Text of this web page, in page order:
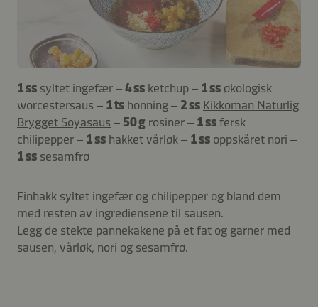
1 ss syltet ingefær –4 ss ketchup – 1 ss økologisk
worcestersaus – 1 ts honning – 2 ss Kikkoman Naturlig
Brygget Soyasaus – 50 g rosiner – 1 ssfersk
chilipepper – 1 ss hakket vårløk – 1 ss oppskåret nori –
1 ss sesamfrø
Finhakk syltet ingefær og chilipepper og bland dem
med resten av ingrediensene til sausen.
Legg de stekte pannekakene på et fat og garner med
sausen, vårløk, nori og sesamfrø.